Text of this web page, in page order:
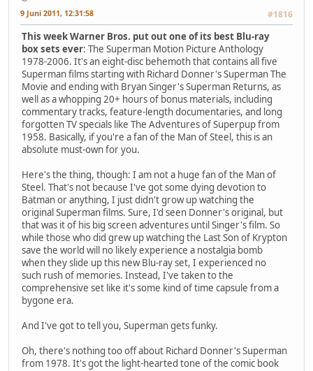
9 Juni 2011, 12:31:58 #1816
This week Warner Bros. put out one of its best Blu-ray
box sets ever: The Superman Motion Picture Anthology
1978-2006. It's an eight-disc behemoth that contains all five
Superman films starting with Richard Donner's Superman The
Movie and ending with Bryan Singer's Superman Returns, as
well as a whopping 20+ hours of bonus materials, including
commentary tracks, feature-length documentaries, and long
forgotten TV specials like The Adventures of Superpup from
1958. Basically, if you're a fan of the Man of Steel, this is an
absolute must-own for you.
Here's the thing, though: I am not a huge fan of the Man of
Steel. That's not because I've got some dying devotion to
Batman or anything, I just didn't grow up watching the
original Superman films. Sure, I'd seen Donner's original, but
that was it of his big screen adventures until Singer's film. So
while those who did grew up watching the Last Son of Krypton
save the world will no likely experience a nostalgia bomb
when they slide up this new Blu-ray set, I experienced no
such rush of memories. Instead, I've taken to the
comprehensive set like it's some kind of time capsule from a
bygone era.
And I've got to tell you, Superman gets funky.
Oh, there's nothing too off about Richard Donner's Superman
from 1978. It's got the light-hearted tone of the comic book